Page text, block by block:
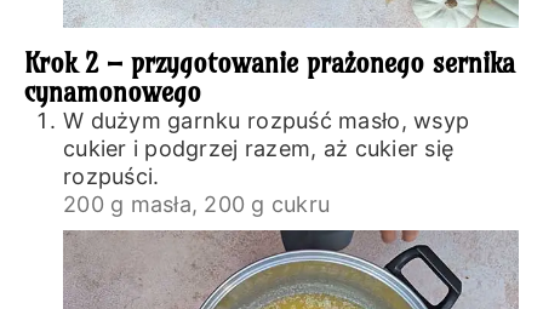
Krok 2 – przygotowanie prażonego sernika
cynamonowego
W dużym garnku rozpuść masło, wsyp
cukier i podgrzej razem, aż cukier się
rozpuści.
200 g masła, 200 g cukru